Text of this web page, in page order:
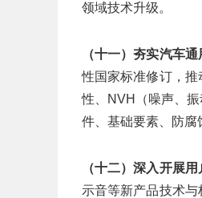
领域技术升级。
（十一）夯实汽车通
性国家标准修订，
性、NVH（噪声、
件、基础要素、防腐
（十二）深入开展
示音等新产品技术